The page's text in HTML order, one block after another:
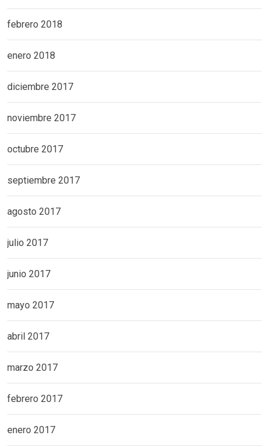
febrero 2018
enero 2018
diciembre 2017
noviembre 2017
octubre 2017
septiembre 2017
agosto 2017
julio 2017
junio 2017
mayo 2017
abril 2017
marzo 2017
febrero 2017
enero 2017